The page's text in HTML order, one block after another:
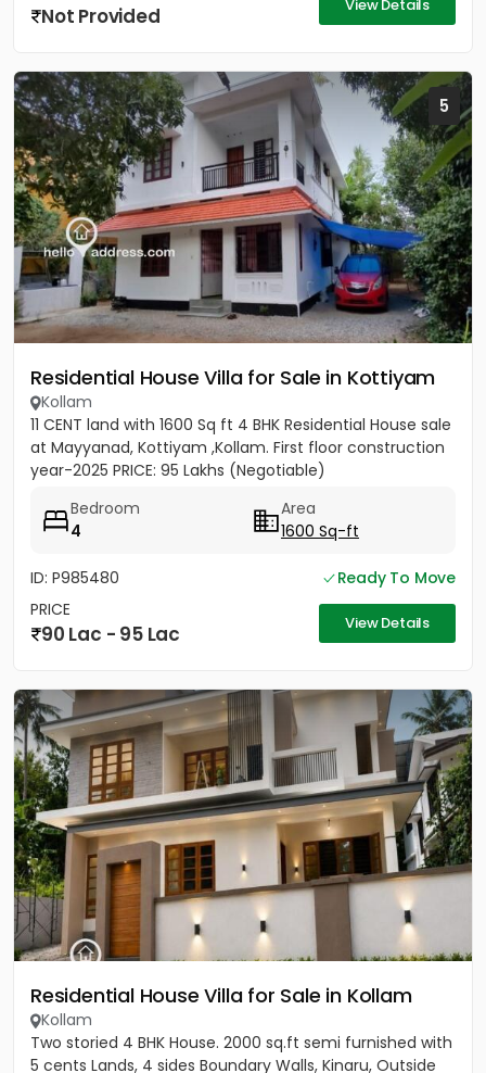
Not Provided View Details
5
Residential House Villa for Sale in Kottiyam
Kollam
11 CENT land with 1600 Sq ft 4 BHK Residential House sale
at Mayyanad, Kottiyam ,Kollam. First floor construction
year-2025 PRICE: 95 Lakhs (Negotiable)
Bedroom
4
Area
1600 Sq-ft
ID: P985480
Ready To Move
PRICE
90 Lac - 95 Lac View Details
Residential House Villa for Sale in Kollam
Kollam
Two storied 4 BHK House. 2000 sq.ft semi furnished with
5 cents Lands, 4 sides Boundary Walls, Kinaru, Outside